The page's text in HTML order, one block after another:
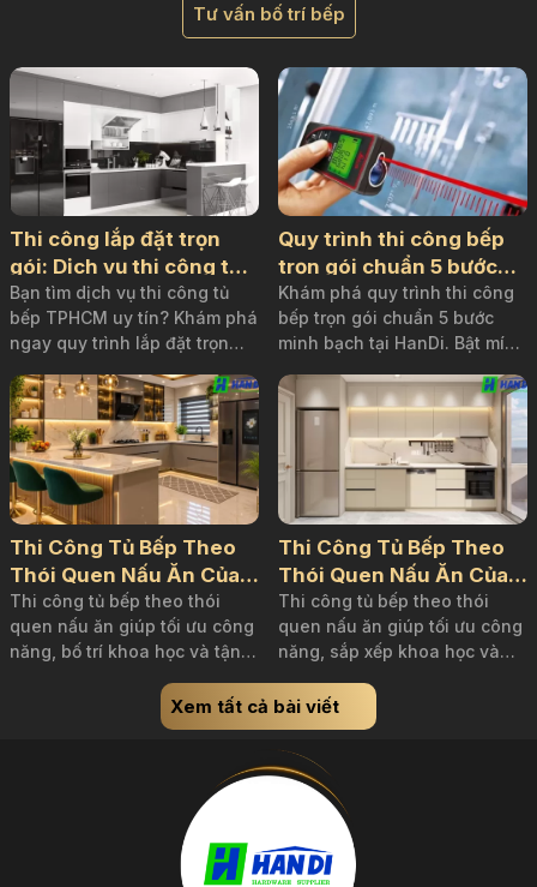
Tư vấn bố trí bếp
Thi công lắp đặt trọn
gói: Dịch vụ thi công tủ
bếp TPHCM uy tín
Bạn tìm dịch vụ thi công tủ
bếp TPHCM uy tín? Khám phá
ngay quy trình lắp đặt trọn
kỹ thuật, cam kết không phát
sinh từ Nội Thất Hân Di!
Quy trình thi công bếp
trọn gói chuẩn 5 bước
tại HanDi và cách giám
sát cho gia chủ
Khám phá quy trình thi công
bếp trọn gói chuẩn 5 bước
minh bạch tại HanDi. Bật mí
tủ bếp giúp gia chủ an tâm,
tránh rò rỉ điện nước.
Thi Công Tủ Bếp Theo
Thói Quen Nấu Ăn Của
Gia Đình
Thi công tủ bếp theo thói
quen nấu ăn giúp tối ưu công
năng, bố trí khoa học và tận
Khám phá giải pháp thiết kế
phù hợp để mang đến căn
Thi Công Tủ Bếp Theo
Thói Quen Nấu Ăn Của
Gia Đình
Thi công tủ bếp theo thói
quen nấu ăn giúp tối ưu công
năng, sắp xếp khoa học và
tiện nghi, đáp ứng nhu cầu sử
dụng của từng gia đình.
Xem tất cả bài viết